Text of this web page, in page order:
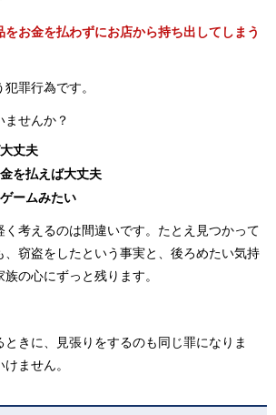
をお金を払わずにお店から持ち出してしまう
罪行為です。
ませんか？
丈夫
を払えば大丈夫
ームみたい
く考えるのは間違いです。たとえ見つかって
、窃盗をしたという事実と、後ろめたい気持
の心にずっと残ります。
きに、見張りをするのも同じ罪になりま
ません。